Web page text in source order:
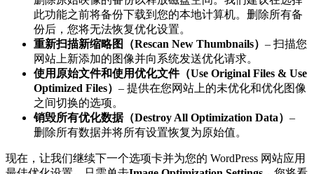
此功能之前将备份下载到您的本地计算机。删除所有备
份后，您将无法恢复优化设置。
重新扫描新缩略图（Rescan New Thumbnails） – 扫描您
网站上新添加的图像并向系统发送优化请求。
使用原始文件和使用优化文件（Use Original Files & Use
Optimized Files） – 提供在您网站上的未优化和优化图像
之间切换的选项。
销毁所有优化数据（Destroy All Optimization Data） –
删除所有数据并将所有设置恢复为原始值。
现在，让我们继续下一个选项卡并为您的 WordPress 网站应用